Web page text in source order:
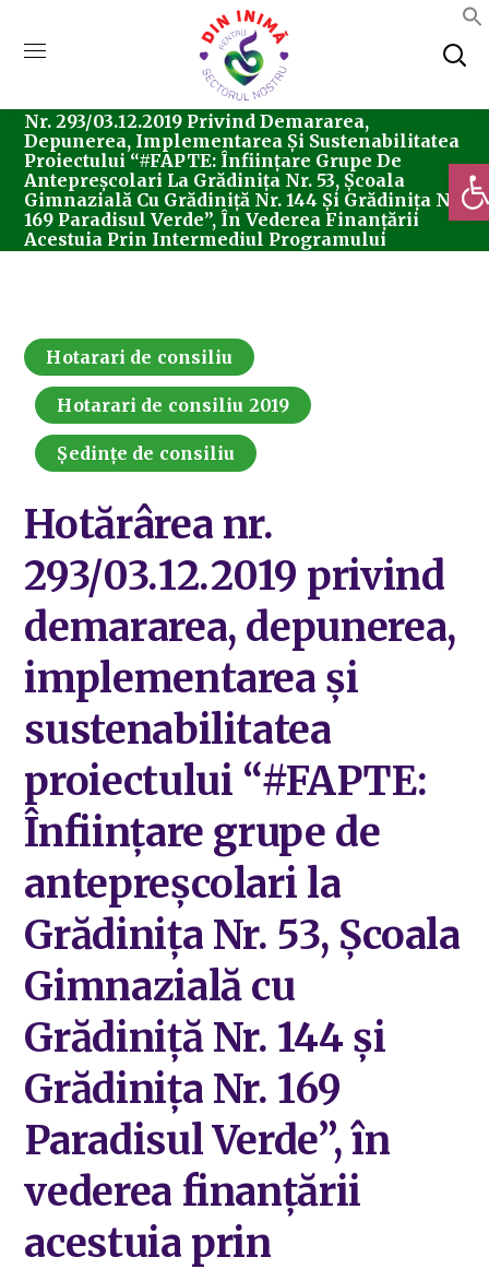
Consiliul Local Sector 5
Hotarari De Consiliu
Nr. 293/03.12.2019 Privind Demararea,
Depunerea, Implementarea Și Sustenabilitatea
Proiectului “#FAPTE: Înființare Grupe De
Antepreșcolari La Grădinița Nr. 53, Școala
Gimnazială Cu Grădiniță Nr. 144 Și Grădinița Nr.
169 Paradisul Verde”, În Vederea Finanțării
Acestuia Prin Intermediul Programului
Hotarari de consiliu
Hotarari de consiliu 2019
Ședințe de consiliu
Hotărârea nr.
293/03.12.2019 privind
demararea, depunerea,
implementarea și
sustenabilitatea
proiectului “#FAPTE:
Înființare grupe de
antepreșcolari la
Grădinița Nr. 53, Școala
Gimnazială cu
Grădiniță Nr. 144 și
Grădinița Nr. 169
Paradisul Verde”, în
vederea finanțării
acestuia prin